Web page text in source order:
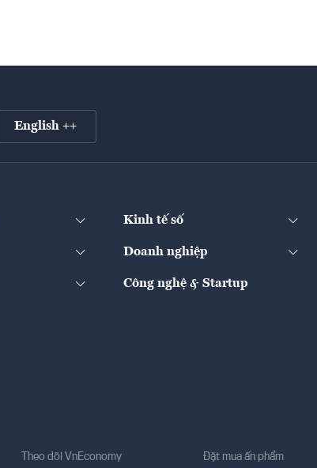
English ++
Kinh tế số
Doanh nghiệp
Công nghệ & Startup
Theo dõi VnEconomy Đặt mua ấn phẩm